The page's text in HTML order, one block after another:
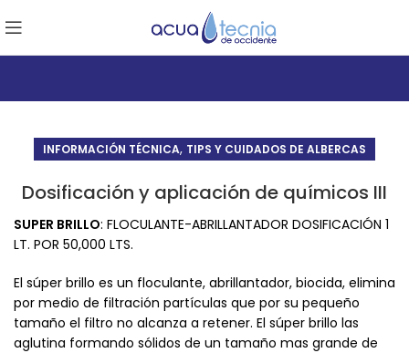
INFORMACIÓN TÉCNICA, TIPS Y CUIDADOS DE ALBERCAS
Dosificación y aplicación de químicos III
SUPER BRILLO: FLOCULANTE-ABRILLANTADOR DOSIFICACIÓN 1
LT. POR 50,000 LTS.
El súper brillo es un floculante, abrillantador, biocida, elimina
por medio de filtración partículas que por su pequeño
tamaño el filtro no alcanza a retener. El súper brillo las
aglutina formando sólidos de un tamaño mas grande de